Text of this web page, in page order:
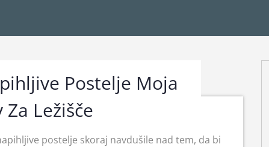
Postelje Moja
Za Ležišče
postelje skoraj navdušile nad tem, da bi